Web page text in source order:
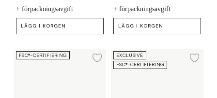
+ förpackningsavgift
LÄGG I KORGEN
+ förpackningsavgift
LÄGG I KORGEN
Fågel silvertonat metall nyckelring med naturläder
FSC®-CERTIFIERING
Lägg till i önskelista
Fågel silvertonat metall
EXCLUSIVE
FSC®-CERTIFIERING